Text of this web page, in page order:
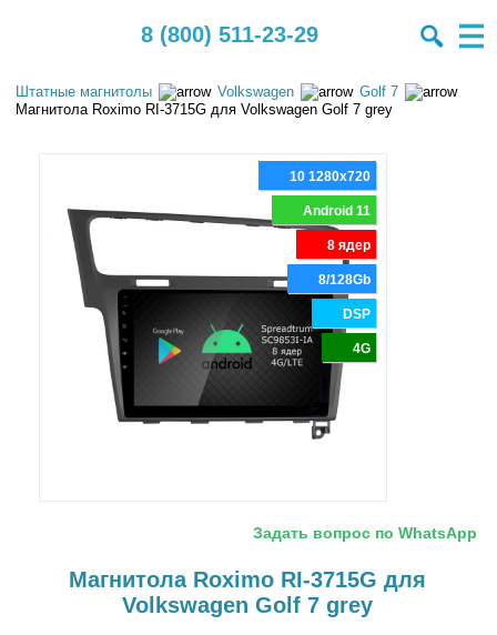
8 (800) 511-23-29
Штатные магнитолы Volkswagen
Golf 7
Магнитола Roximo RI-3715G для Volkswagen Golf 7 grey
10 1280x720
Android 11
8 ядер
8/128Gb
DSP
4G
Задать вопрос по WhatsApp
Магнитола Roximo RI-3715G для
Volkswagen Golf 7 grey